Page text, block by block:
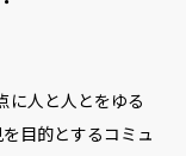
に人と人とをゆる
目的とするコミュ